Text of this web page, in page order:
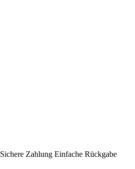
Sichere Zahlung Einfache Rückgabe